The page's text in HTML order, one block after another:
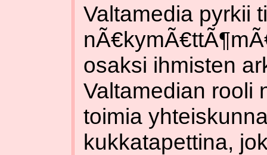
Valtamedia pyrkii
osaksi ihmisten
Valtamedian rooli
toimia
kukkatapettina,